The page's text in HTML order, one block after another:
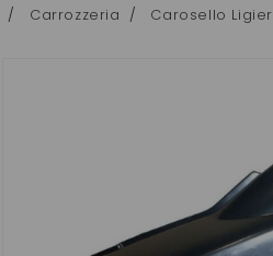
Carrozzeria Carosello Ligier